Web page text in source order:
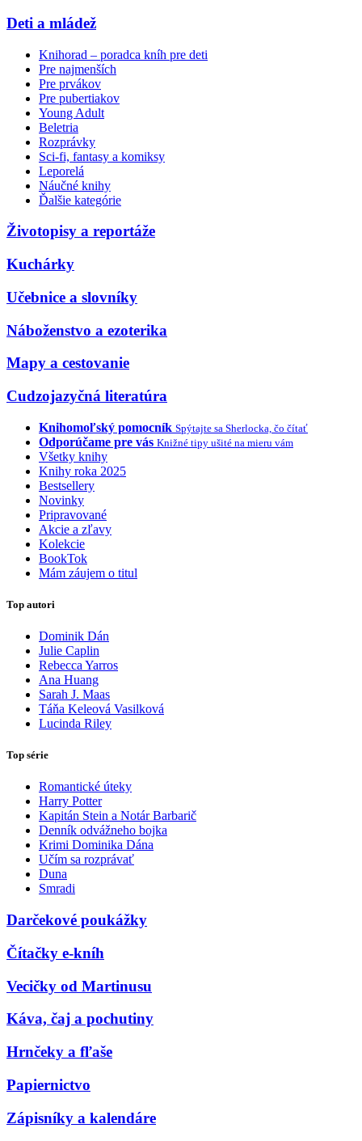
Deti a mládež
Knihorad – poradca kníh pre deti
Pre najmenších
Pre prvákov
Pre pubertiakov
Young Adult
Beletria
Rozprávky
Sci-fi, fantasy a komiksy
Leporelá
Náučné knihy
Ďalšie kategórie
Životopisy a reportáže
Kuchárky
Učebnice a slovníky
Náboženstvo a ezoterika
Mapy a cestovanie
Cudzojazyčná literatúra
Knihomoľský pomocník Spýtajte sa Sherlocka, čo čítať
Odporúčame pre vás Knižné tipy ušité na mieru vám
Všetky knihy
Knihy roka 2025
Bestsellery
Novinky
Pripravované
Akcie a zľavy
Kolekcie
BookTok
Mám záujem o titul
Top autori
Dominik Dán
Julie Caplin
Rebecca Yarros
Ana Huang
Sarah J. Maas
Táňa Keleová Vasilková
Lucinda Riley
Top série
Romantické úteky
Harry Potter
Kapitán Stein a Notár Barbarič
Denník odvážneho bojka
Krimi Dominika Dána
Učím sa rozprávať
Duna
Smradi
Darčekové poukážky
Čítačky e-kníh
Vecičky od Martinusu
Káva, čaj a pochutiny
Hrnčeky a fľaše
Papiernictvo
Zápisníky a kalendáre